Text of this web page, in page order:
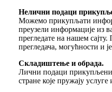
Нелични подаци
Можемо прикупљати
преузели информације из
прегледате на нашем
прегледача, могућности и
Складиштење и обрада.
Лични подаци прикупљени
стране које пружају услуге